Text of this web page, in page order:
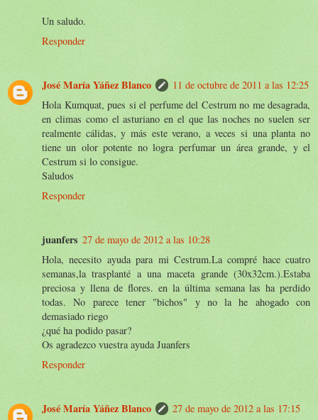
Un saludo.
Responder
José María Yáñez Blanco
11 de octubre de 2011 a las 12:25
Hola Kumquat, pues si el perfume del Cestrum no me desagrada,
en climas como el asturiano en el que las noches no suelen ser
realmente cálidas, y más este verano, a veces si una planta no
tiene un olor potente no logra perfumar un área grande, y el
Cestrum si lo consigue.
Saludos
Responder
juanfers 27 de mayo de 2012 a las 10:28
Hola, necesito ayuda para mi Cestrum.La compré hace cuatro
semanas,la trasplanté a una maceta grande (30x32cm.).Estaba
preciosa y llena de flores. en la última semana las ha perdido
todas. No parece tener "bichos" y no la he ahogado con
demasiado riego
¿qué ha podido pasar?
Os agradezco vuestra ayuda Juanfers
Responder
José María Yáñez Blanco
27 de mayo de 2012 a las 17:15